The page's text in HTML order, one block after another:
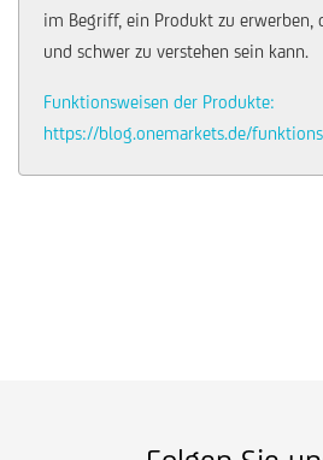
im Begriff, ein Produkt zu erwerben,
und schwer zu verstehen sein kann.
Funktionsweisen der Produkte:
https://blog.onemarkets.de/